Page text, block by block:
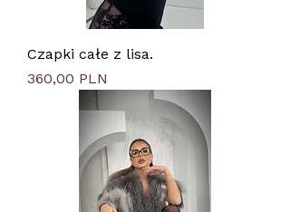
Czapki całe z lisa.
Preis
360,00 PLN